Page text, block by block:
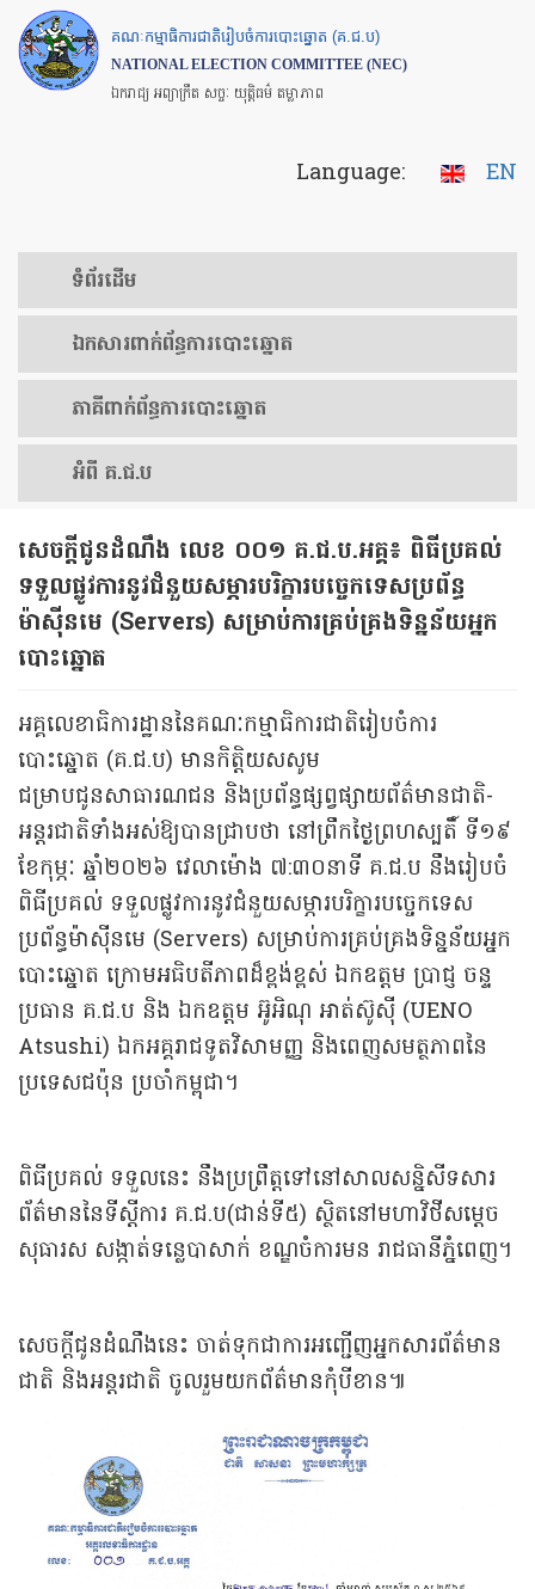
Skip
to
main
គណៈកម្មាធិការជាតិរៀបចំការបោះឆ្នោត (គ.ជ.ប)
NATIONAL ELECTION COMMITTEE (NEC)
ឯករាជ្យ អព្យាក្រឹត សច្ចៈ យុត្តិធម៌ តម្លាភាព
Language: EN
ទំព័រ​ដើម
ឯកសារ​ពាក់ព័ន្ធ​ការ​បោះឆ្នោត
​ភាគីពាក់ព័ន្ធ​​ការ​បោះឆ្នោត
អំពី គ.ជ.ប
សេចក្តីជូនដំណឹង​ លេខ ០០១ គ.ជ.ប.អគ្គ៖ ពិធីប្រគល់
ទទួលផ្លូវការនូវជំនួយសម្ភារបរិក្ខារបច្ចេកទេសប្រព័ន្ធ
ម៉ាស៊ីនមេ (Servers) សម្រាប់ការគ្រប់គ្រងទិន្នន័យអ្នក
បោះឆ្នោត
អគ្គលេខាធិការដ្ឋាននៃគណៈកម្មាធិការជាតិរៀបចំការ
បោះឆ្នោត (គ.ជ.ប) មានកិត្តិយសសូម
ជម្រាបជូនសាធារណជន និងប្រព័ន្ធផ្សព្វផ្សាយព័ត៌មានជាតិ-
អន្តរជាតិទាំងអស់ឱ្យបានជ្រាបថា នៅព្រឹកថ្ងៃព្រហស្បតិ៍ ទី១៩
ខែកុម្ភៈ ឆ្នាំ២០២៦ វេលាម៉ោង ៧:៣០នាទី គ.ជ.ប នឹងរៀបចំ
ពិធីប្រគល់ ទទួលផ្លូវការនូវជំនួយសម្ភារបរិក្ខារបច្ចេកទេស
ប្រព័ន្ធម៉ាស៊ីនមេ (Servers) សម្រាប់ការគ្រប់គ្រងទិន្នន័យអ្នក
បោះឆ្នោត ក្រោមអធិបតីភាពដ៏ខ្ពង់ខ្ពស់ ឯកឧត្ដម ប្រាជ្ញ ចន្ទ
ប្រធាន គ.ជ.ប និង ឯកឧត្ដម អ៊ូអិណុ អាត់ស៊ូស៊ី (UENO
Atsushi) ឯកអគ្គរាជទូតវិសាមញ្ញ និងពេញសមត្ថភាពនៃ
ប្រទេសជប៉ុន ប្រចាំកម្ពុជា។
ពិធីប្រគល់ ទទួលនេះ នឹងប្រព្រឹត្តទៅនៅសាលសន្និសីទសារ
ព័ត៌មាននៃទីស្ដីការ គ.ជ.ប(ជាន់ទី៥) ស្ថិតនៅមហាវិថីសម្តេច
សុធារស សង្កាត់ទន្លេបាសាក់ ខណ្ឌចំការមន រាជធានីភ្នំពេញ។
សេចក្ដីជូនដំណឹងនេះ ចាត់ទុកជាការអញ្ជើញអ្នកសារព័ត៌មាន
ជាតិ និងអន្តរជាតិ ចូលរួមយកព័ត៌មានកុំបីខាន៕